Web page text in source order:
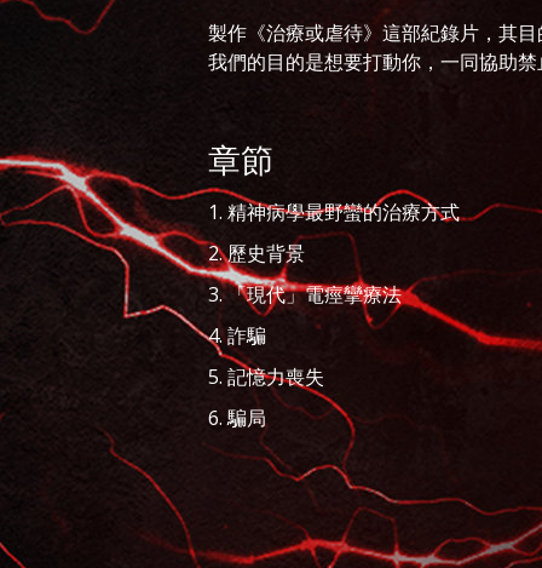
製作《治療或虐待》 這部紀錄片，其目
我們的目的是想要打動你，一同協助禁
章節
1. 精神病學最野蠻的治療方式
2. 歷史背景
3. 「現代」電痙攣療法
4. 詐騙
5. 記憶力喪失
6. 騙局